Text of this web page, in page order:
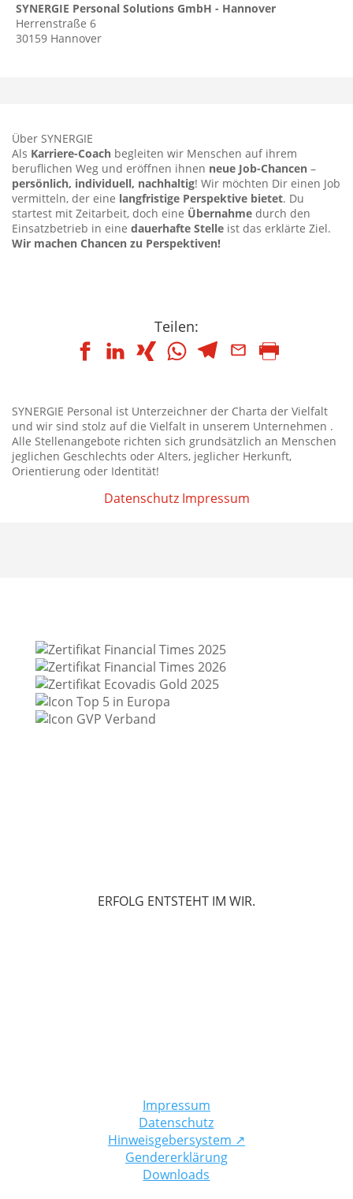
SYNERGIE Personal Solutions GmbH - Hannover
Herrenstraße 6
30159 Hannover
Über SYNERGIE
Als Karriere-Coach begleiten wir Menschen auf ihrem
beruflichen Weg und eröffnen ihnen neue Job-Chancen –
persönlich, individuell, nachhaltig! Wir möchten Dir einen Job
vermitteln, der eine langfristige Perspektive bietet. Du
startest mit Zeitarbeit, doch eine Übernahme durch den
Einsatzbetrieb in eine dauerhafte Stelle ist das erklärte Ziel.
Wir machen Chancen zu Perspektiven!
Teilen:
SYNERGIE Personal ist Unterzeichner der Charta der Vielfalt
und wir sind stolz auf die Vielfalt in unserem Unternehmen .
Alle Stellenangebote richten sich grundsätzlich an Menschen
jeglichen Geschlechts oder Alters, jeglicher Herkunft,
Orientierung oder Identität!
Datenschutz Impressum
ERFOLG ENTSTEHT IM WIR.
Impressum
Datenschutz
Hinweisgebersystem ↗
Gendererklärung
Downloads